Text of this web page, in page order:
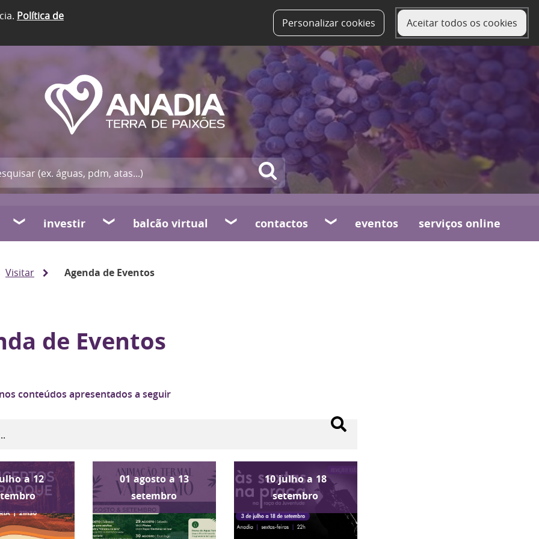
Política de
Personalizar cookies Aceitar todos os cookies
investir balcão virtual contactos eventos serviços online
Visitar Agenda de Eventos
de Eventos
conteúdos apresentados a seguir
a 12
01 agosto a 13
setembro
10 julho a 18
setembro